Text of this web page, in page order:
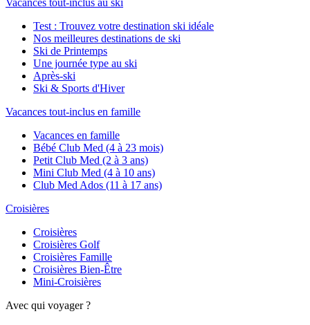
Vacances tout-inclus au ski
Test : Trouvez votre destination ski idéale
Nos meilleures destinations de ski
Ski de Printemps
Une journée type au ski
Après-ski
Ski & Sports d'Hiver
Vacances tout-inclus en famille
Vacances en famille
Bébé Club Med (4 à 23 mois)
Petit Club Med (2 à 3 ans)
Mini Club Med (4 à 10 ans)
Club Med Ados (11 à 17 ans)
Croisières
Croisières
Croisières Golf
Croisières Famille
Croisières Bien-Être
Mini-Croisières
Avec qui voyager ?